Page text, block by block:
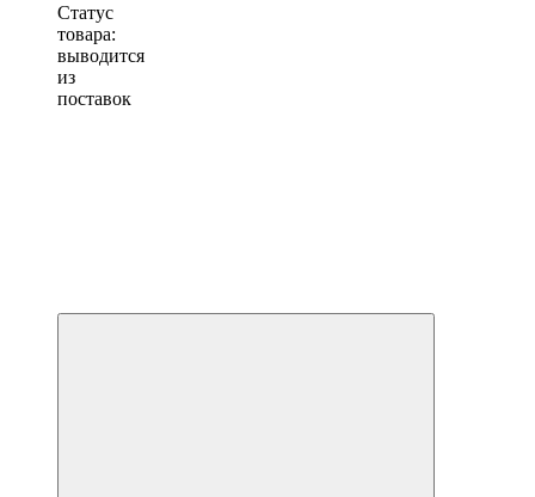
Статус
товара:
выводится
из
поставок